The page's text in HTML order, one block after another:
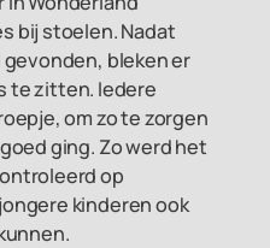
bij stoelen. Nadat
bleken er
te zitten. Iedere
om zo te zorgen
ging. Zo werd het
op
kinderen ook